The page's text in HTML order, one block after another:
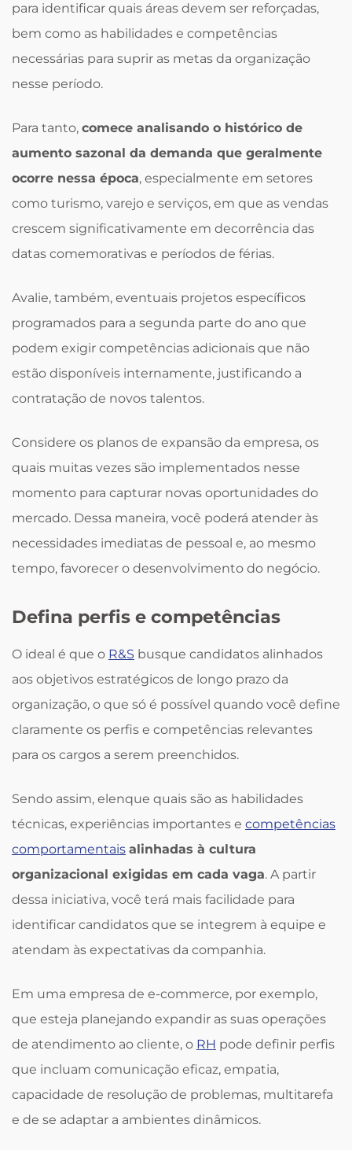
para identificar quais áreas devem ser reforçadas,
bem como as habilidades e competências
necessárias para suprir as metas da organização
nesse período.
Para tanto, comece analisando o histórico de
aumento sazonal da demanda que geralmente
ocorre nessa época, especialmente em setores
como turismo, varejo e serviços, em que as vendas
crescem significativamente em decorrência das
datas comemorativas e períodos de férias.
Avalie, também, eventuais projetos específicos
programados para a segunda parte do ano que
podem exigir competências adicionais que não
estão disponíveis internamente, justificando a
contratação de novos talentos.
Considere os planos de expansão da empresa, os
quais muitas vezes são implementados nesse
momento para capturar novas oportunidades do
mercado. Dessa maneira, você poderá atender às
necessidades imediatas de pessoal e, ao mesmo
tempo, favorecer o desenvolvimento do negócio.
Defina perfis e competências
O ideal é que o R&S busque candidatos alinhados
aos objetivos estratégicos de longo prazo da
organização, o que só é possível quando você define
claramente os perfis e competências relevantes
para os cargos a serem preenchidos.
Sendo assim, elenque quais são as habilidades
técnicas, experiências importantes e competências
comportamentais alinhadas à cultura
organizacional exigidas em cada vaga. A partir
dessa iniciativa, você terá mais facilidade para
identificar candidatos que se integrem à equipe e
atendam às expectativas da companhia.
Em uma empresa de e-commerce, por exemplo,
que esteja planejando expandir as suas operações
de atendimento ao cliente, o RH pode definir perfis
que incluam comunicação eficaz, empatia,
capacidade de resolução de problemas, multitarefa
e de se adaptar a ambientes dinâmicos.